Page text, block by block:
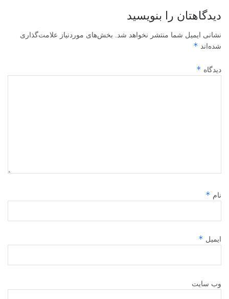
دیدگاهتان را بنویسید
نشانی ایمیل شما منتشر نخواهد شد.
بخش‌های موردنیاز علامت‌گذاری
شده‌اند *
دیدگاه *
نام *
ایمیل *
وب‌ سایت